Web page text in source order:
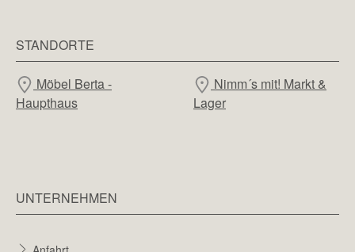
STANDORTE
Möbel Berta -
Haupthaus
Nimm´s mit! Markt &
Lager
UNTERNEHMEN